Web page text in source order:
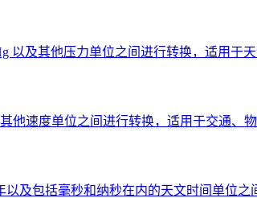
以及其他压力单位之间进行转换，适用于
他速度单位之间进行转换，适用于交通、
及包括毫秒和纳秒在内的天文时间单位之